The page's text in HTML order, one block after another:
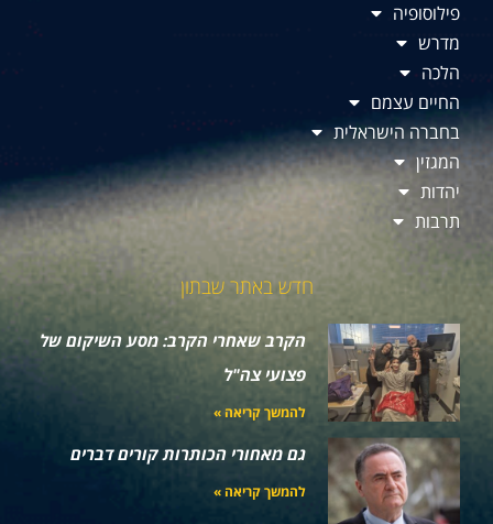
פילוסופיה
מדרש
הלכה
החיים עצמם
בחברה הישראלית
המגזין
יהדות
תרבות
חדש באתר שבתון
הקרב שאחרי הקרב: מסע השיקום של
פצועי צה"ל
להמשך קריאה »
גם מאחורי הכותרות קורים דברים
להמשך קריאה »